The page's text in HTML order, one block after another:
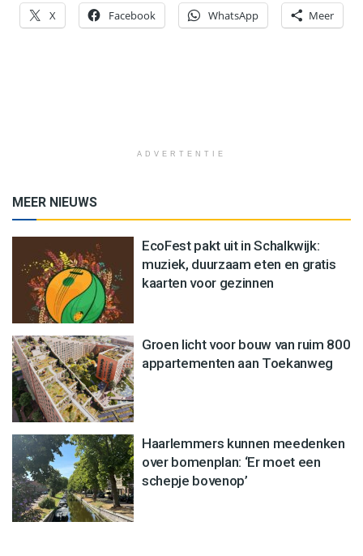
X Facebook WhatsApp Meer
ADVERTENTIE
MEER NIEUWS
EcoFest pakt uit in Schalkwijk:
muziek, duurzaam eten en gratis
kaarten voor gezinnen
Groen licht voor bouw van ruim 800
appartementen aan Toekanweg
Haarlemmers kunnen meedenken
over bomenplan: ‘Er moet een
schepje bovenop’